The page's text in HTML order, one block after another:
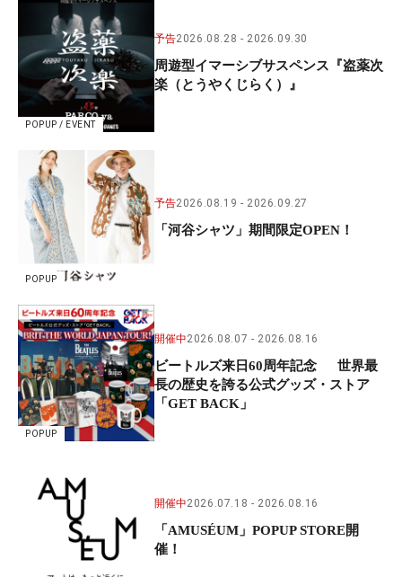
POPUP / EVENT
予告2026.08.28 2026.09.30
周遊型イマーシブサスペンス『盗薬次
楽（とうやくじらく）』
POPUP
予告2026.08.19 2026.09.27
「河谷シャツ」期間限定OPEN！
POPUP
開催中2026.08.07 2026.08.16
ビートルズ来日60周年記念 世界最
長の歴史を誇る公式グッズ・ストア
「GET BACK」
開催中2026.07.18 2026.08.16
「AMUSÉUM」POPUP STORE開
催！